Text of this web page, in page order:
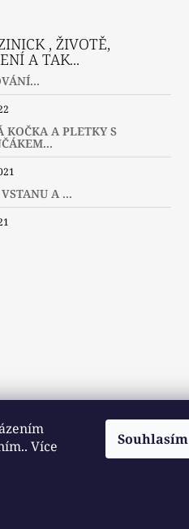
Více
Souhlasím
, ŽIVOTĚ,
A TAK...
KOČKA A PLETKY S
A ...